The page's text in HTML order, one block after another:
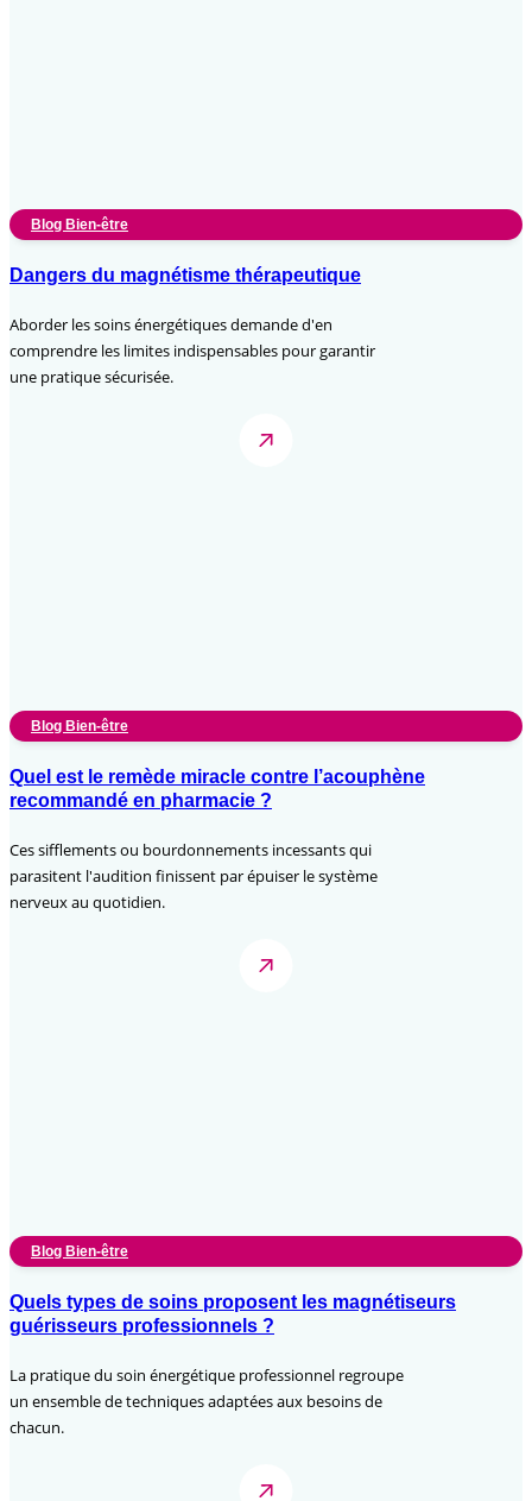
Blog Bien-être
Dangers du magnétisme thérapeutique
Aborder les soins énergétiques demande d'en
comprendre les limites indispensables pour garantir
une pratique sécurisée.
Blog Bien-être
Quel est le remède miracle contre l’acouphène
recommandé en pharmacie ?
Ces sifflements ou bourdonnements incessants qui
parasitent l'audition finissent par épuiser le système
nerveux au quotidien.
Blog Bien-être
Quels types de soins proposent les magnétiseurs
guérisseurs professionnels ?
La pratique du soin énergétique professionnel regroupe
un ensemble de techniques adaptées aux besoins de
chacun.